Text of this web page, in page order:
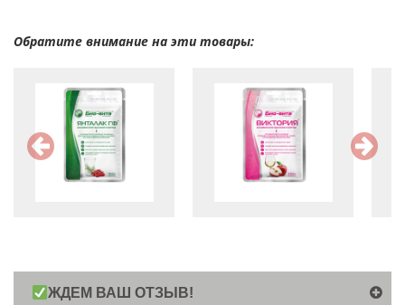
Обратите внимание на эти товары:
ЖДЕМ ВАШ ОТЗЫВ!